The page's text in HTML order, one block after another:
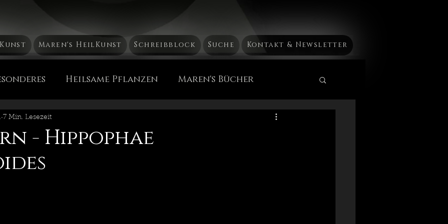
Maren's HeilKunst Schreibblock Suche Kontakt & Newsletter
Heilsame Pflanzen Maren's Bücher
Россия AstroMedizin
- Hippophae
7 Min. Lesezeit